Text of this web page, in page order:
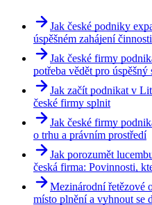
Jak české podniky
úspěšném zahájení činnosti
Jak české firmy
potřeba vědět pro úspěšný
Jak začít podnikat v
české firmy splnit
Jak české firmy
o trhu a právním prostředí
Jak porozumět
česká firma: Povinnosti,
Mezinárodní řetězové
místo plnění a vyhnout se